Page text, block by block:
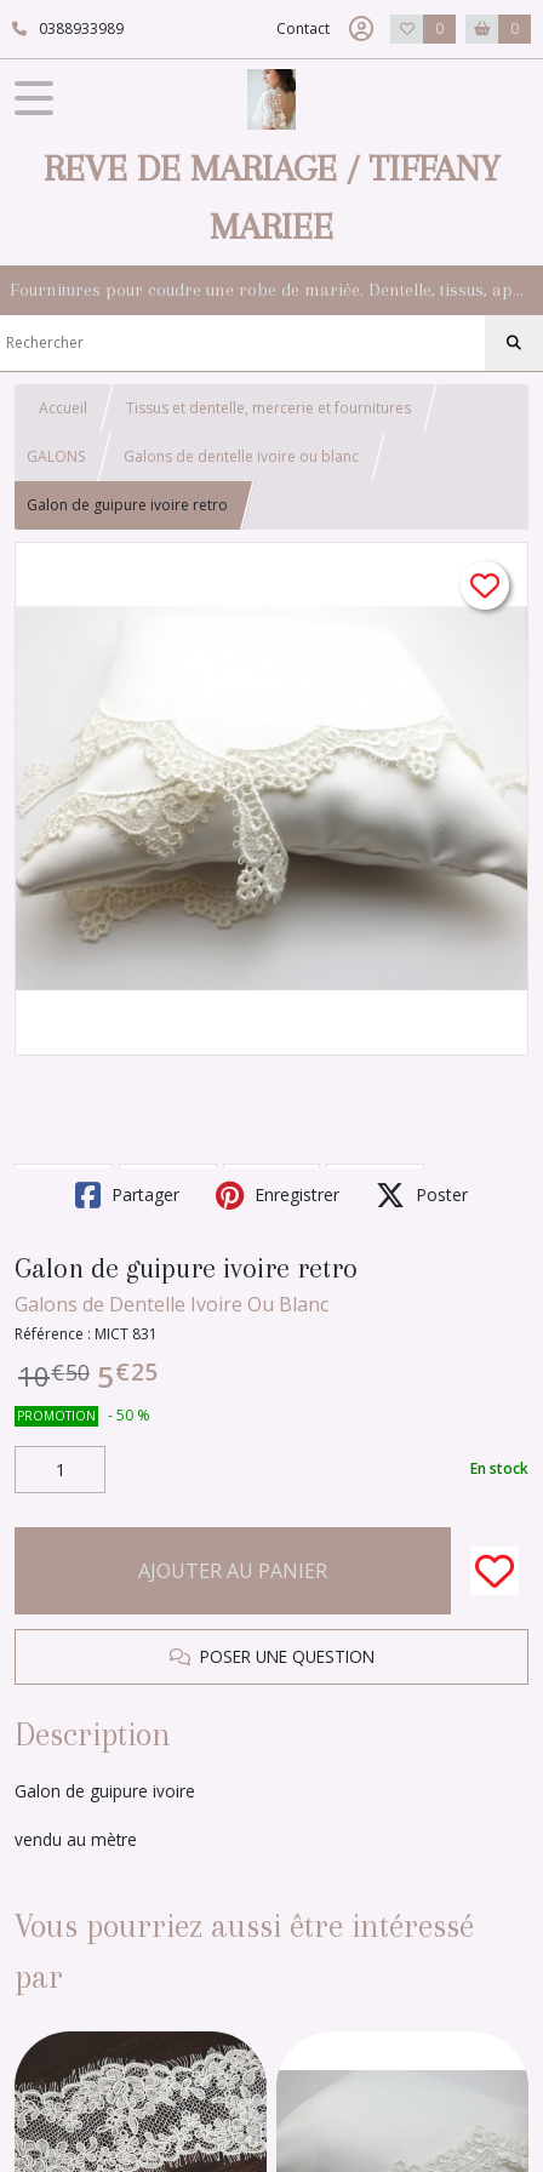
0388933989 Contact 0 0
REVE DE MARIAGE / TIFFANY
MARIEE
Fournitures pour coudre une robe de mariée. Dentelle, tissus, appliqués, galons, boutons. Robes et accessoires pour la mariée.
Accueil Tissus et dentelle, mercerie et fournitures
GALONS Galons de dentelle ivoire ou blanc
Galon de guipure ivoire retro
Partager Enregistrer Poster
Galon de guipure ivoire retro
Galons de Dentelle Ivoire Ou Blanc
Référence : MICT 831
10€50 5€25
PROMOTION -50 %
En stock
AJOUTER AU PANIER
POSER UNE QUESTION
Description
Galon de guipure ivoire
vendu au mètre
Vous pourriez aussi être intéressé
par